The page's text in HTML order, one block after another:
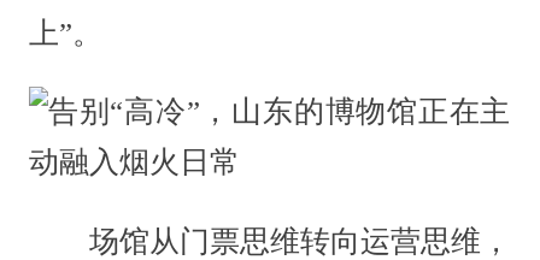
上”。
场馆从门票思维转向运营思维，